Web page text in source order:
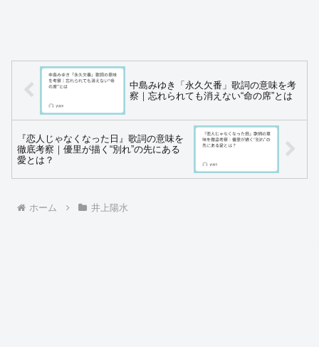
中島みゆき「永久欠番」歌詞の意味を考
察｜忘れられても消えない“命の席”とは
『恋人じゃなくなった日』歌詞の意味を
徹底考察｜優里が描く“別れ”の先にある
愛とは？
ホーム 井上陽水